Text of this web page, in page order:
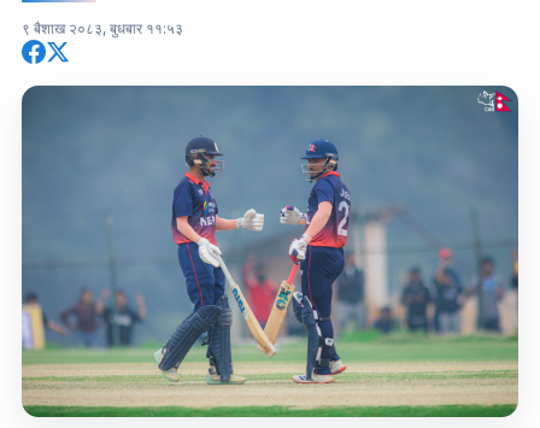
९ बैशाख २०८३, बुधबार ११:५३